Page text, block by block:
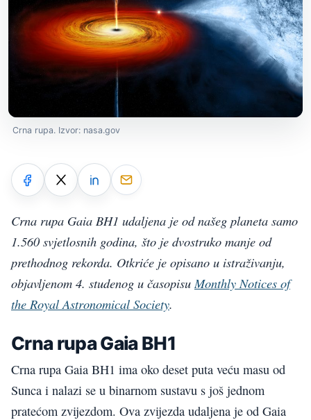
Crna rupa. Izvor: nasa.gov
Crna rupa Gaia BH1 udaljena je od našeg planeta samo
1.560 svjetlosnih godina, što je dvostruko manje od
prethodnog rekorda. Otkriće je opisano u istraživanju,
objavljenom 4. studenog u časopisu Monthly Notices of
the Royal Astronomical Society.
Crna rupa Gaia BH1
Crna rupa Gaia BH1 ima oko deset puta veću masu od
Sunca i nalazi se u binarnom sustavu s još jednom
pratećom zvijezdom. Ova zvijezda udaljena je od Gaia